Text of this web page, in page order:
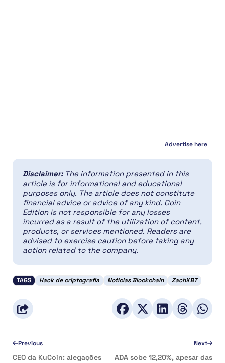
Advertise here
Disclaimer: The information presented in this
article is for informational and educational
purposes only. The article does not constitute
financial advice or advice of any kind. Coin
Edition is not responsible for any losses
incurred as a result of the utilization of content,
products, or services mentioned. Readers are
advised to exercise caution before taking any
action related to the company.
TAGS Hack de criptografia Notícias Blockchain ZachXBT
Previous
CEO da KuCoin: alegações
Next
ADA sobe 12,20%, apesar das